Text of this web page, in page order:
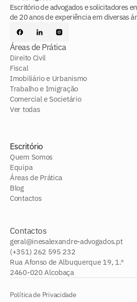
Escritório de advogados e solicitadores
de 20 anos de experiência em diversas
Áreas de Prática
Direito Civil
Fiscal
Imobiliário e Urbanismo
Trabalho e Imigração
Comercial e Societário
Ver todas
Escritório
Quem Somos
Equipa
Áreas de Prática
Blog
Contactos
Contactos
geral@inesalexandre-advogados.pt
(+351) 262 595 232
Rua Afonso de Albuquerque 19, 1.º
2460-020 Alcobaça
Política de Privacidade